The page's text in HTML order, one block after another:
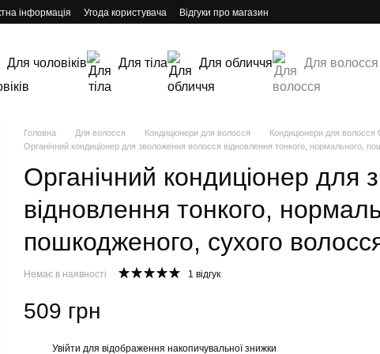
інформація Угода користувача Відгуки про магазин
Для чоловіків Для тіла Для обличчя Для волосся
Головна Для волосся Кондиціонери для волосся
Кондиціонери для волосся
Органічний кондиціонер для зволоження волосся відновлення тонкого, нормального,
Органічний кондиціонер для
відновлення тонкого,
пошкодженого, сухого
Немає в наявності 1 відгук
509 грн
Увійти для відображення накопичувальної знижки